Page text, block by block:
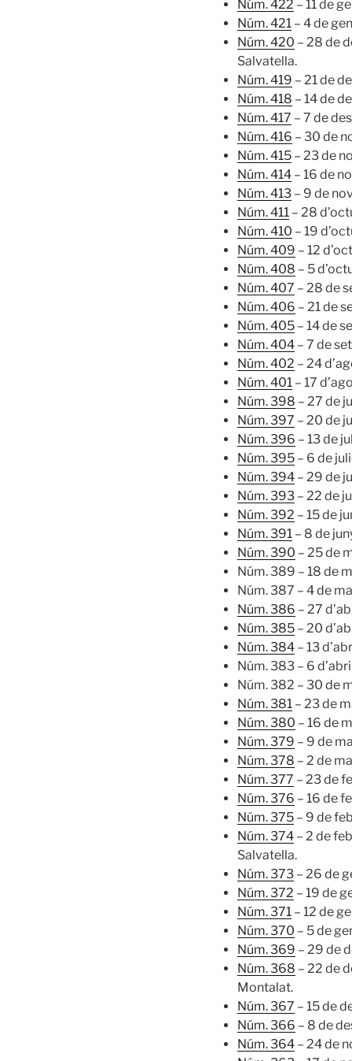
Núm. 422 – 11 de
Núm. 421 – 4 de
Núm. 420 – 28 de
Salvatella.
Núm. 419 – 21 de
Núm. 418 – 14 de
Núm. 417 – 7 de
Núm. 416 – 30 de
Núm. 415 – 23 de
Núm. 414 – 16 de
Núm. 413 – 9 de
Núm. 411 – 28
Núm. 410 – 19
Núm. 409 – 12
Núm. 408 – 5
Núm. 407 – 28 de
Núm. 406 – 21 de
Núm. 405 – 14 de
Núm. 404 – 7 de
Núm. 402 – 24
Núm. 401 – 17
Núm. 398 – 27 de
Núm. 397 – 20 de
Núm. 396 – 13 de
Núm. 395 – 6 de
Núm. 394 – 29 de
Núm. 393 – 22 de
Núm. 392 – 15 de
Núm. 391 – 8 de
Núm. 390 – 25 de
Núm. 389 – 18 de
Núm. 387 – 4 de
Núm. 386 – 27
Núm. 385 – 20
Núm. 384 – 13
Núm. 383 – 6
Núm. 382 – 30 de
Núm. 381 – 23 de
Núm. 380 – 16 de
Núm. 379 – 9 de
Núm. 378 – 2 de
Núm. 377 – 23 de
Núm. 376 – 16 de
Núm. 375 – 9 de
Núm. 374 – 2 de
Salvatella.
Núm. 373 – 26 de
Núm. 372 – 19 de
Núm. 371 – 12 de
Núm. 370 – 5 de
Núm. 369 – 29 de
Núm. 368 – 22 de
Montalat.
Núm. 367 – 15 de
Núm. 366 – 8 de
Núm. 364 – 24 de